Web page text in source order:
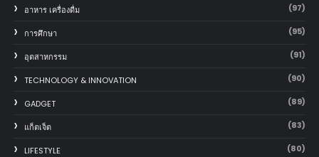
อาหาร เครื่องดื่ม (97)
การศึกษา (95)
อุตสาหกรรม (91)
TECHNOLOGY & INNOVATION (90)
GADGET (89)
แก็ตเจ็ต (83)
LIFESTYLE (80)